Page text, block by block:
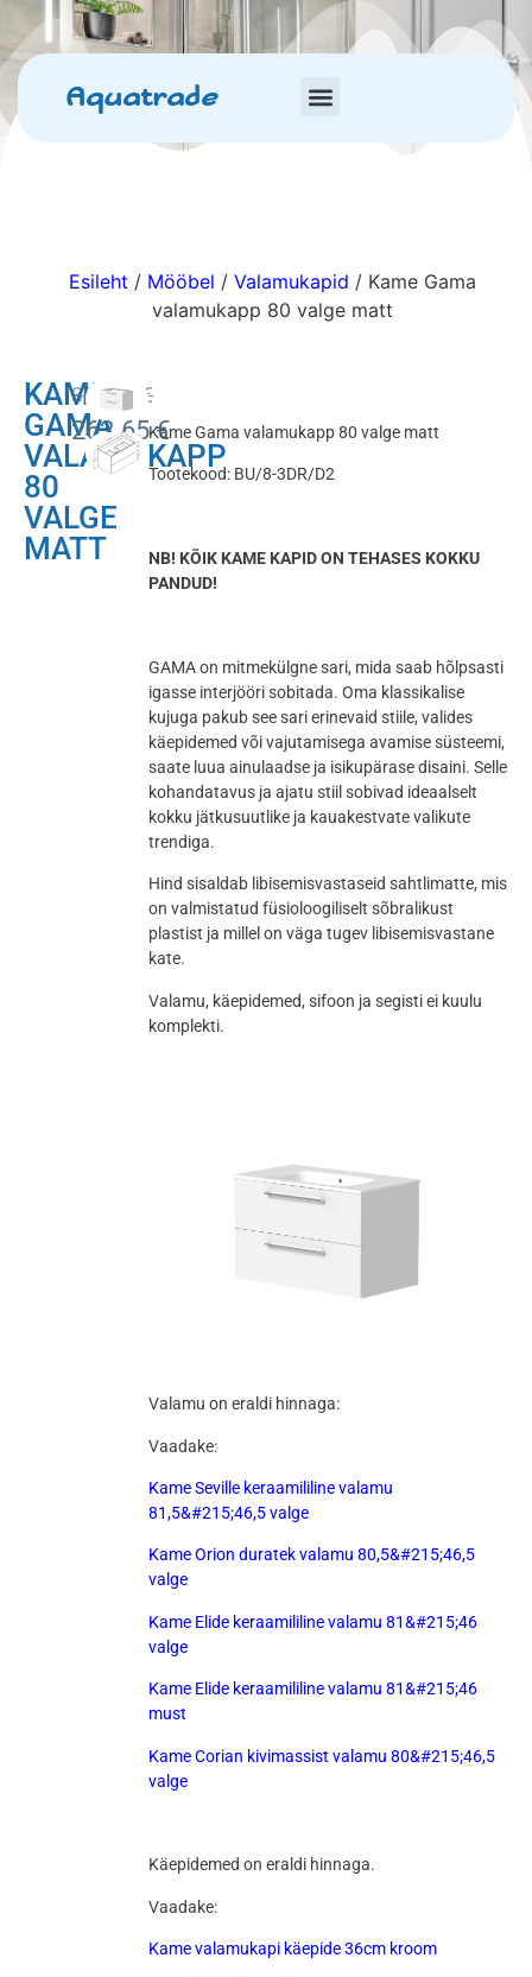
Aquatrade
Esileht / Mööbel / Valamukapid / Kame Gama
valamukapp 80 valge matt
KAME
GAMA
VALAMUKAPP
80
VALGE
MATT
309.00 €
262.65€
Kame Gama valamukapp 80 valge matt
Tootekood: BU/8-3DR/D2
NB! KÕIK KAME KAPID ON TEHASES KOKKU
PANDUD!
GAMA on mitmekülgne sari, mida saab hõlpsasti
igasse interjööri sobitada. Oma klassikalise
kujuga pakub see sari erinevaid stiile, valides
käepidemed või vajutamisega avamise süsteemi,
saate luua ainulaadse ja isikupärase disaini. Selle
kohandatavus ja ajatu stiil sobivad ideaalselt
kokku jätkusuutlike ja kauakestvate valikute
trendiga.
Hind sisaldab libisemisvastaseid sahtlimatte, mis
on valmistatud füsioloogiliselt sõbralikust
plastist ja millel on väga tugev libisemisvastane
kate.
Valamu, käepidemed, sifoon ja segisti ei kuulu
komplekti.
Valamu on eraldi hinnaga:
Vaadake:
Kame Seville keraamililine valamu
81,5&#215;46,5 valge
Kame Orion duratek valamu 80,5&#215;46,5
valge
Kame Elide keraamililine valamu 81&#215;46
valge
Kame Elide keraamililine valamu 81&#215;46
must
Kame Corian kivimassist valamu 80&#215;46,5
valge
Käepidemed on eraldi hinnaga.
Vaadake:
Kame valamukapi käepide 36cm kroom